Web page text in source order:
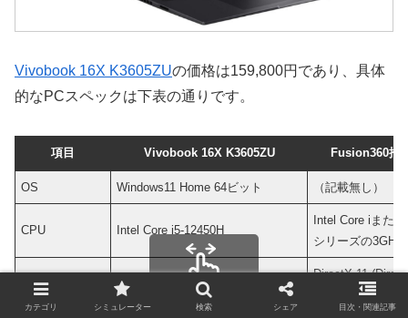
Vivobook 16X K3605ZUの価格は159,800円であり、具体
的なPCスペックは下表の通りです。
項目 Vivobook 16X K3605ZU Fusion360推
OS Windows11 Home 64ビット （記載無し）
CPU Intel Core i5-12450H
Intel Core iまた
シリーズの3GHz
グラフィックス NVIDIA GeForce RTX 4050 Laptop
DirectX 11
VRAM 4GB以上
スクロールできます
カテゴリ シミュレーター 検索 シェア 目次・関連記事